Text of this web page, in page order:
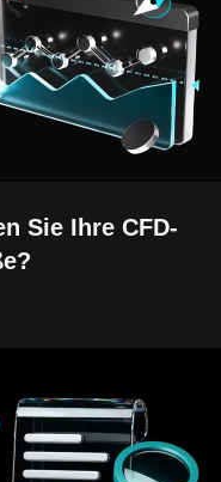
Sie Ihre CFD-